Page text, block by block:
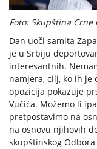
Foto: Skupština Crne
Dan uoči samita
je u Srbiju
interesantnih.
namjera, cilj, ko ih je
opozicija pokazuje
Vučića. Možemo li
pretpostavimo na
na osnovu njihovih
skupštinskog